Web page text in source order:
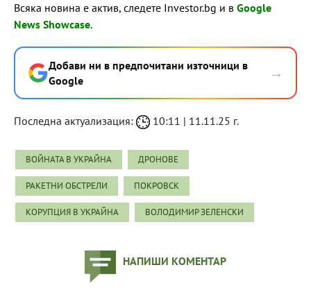
Всяка новина е актив, следете Investor.bg и в Google
News Showcase.
Добави ни в предпочитани източници в
Google
→
Последна актуализация: 10:11 | 11.11.25 г.
ВОЙНАТА В УКРАЙНА ДРОНОВЕ
РАКЕТНИ ОБСТРЕЛИ ПОКРОВСК
КОРУПЦИЯ В УКРАЙНА ВОЛОДИМИР ЗЕЛЕНСКИ
НАПИШИ КОМЕНТАР